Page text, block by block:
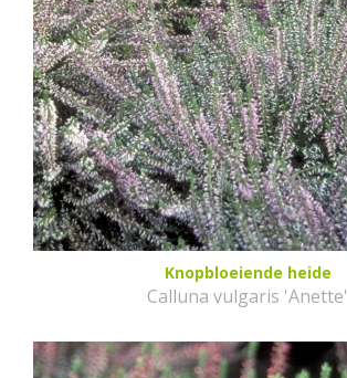
Knopbloeiende heide
Calluna vulgaris 'Anette'